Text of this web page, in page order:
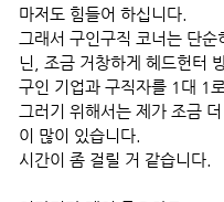
마저도 힘들어 하십니다.
그래서 구인구직 코너는 단
닌, 조금 거창하게 헤드헌터
구인 기업과 구직자를 1대 1
그러기 위해서는 제가 조금
이 많이 있습니다.
시간이 좀 걸릴 거 같습니다.